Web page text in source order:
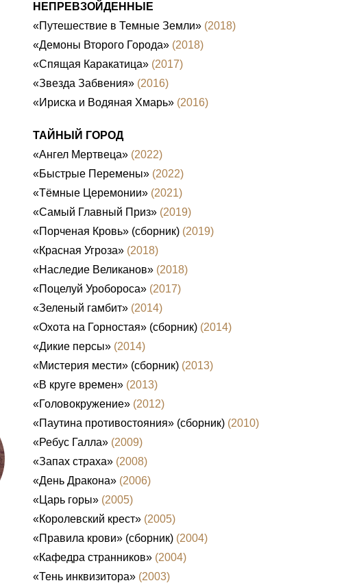
НЕПРЕВЗОЙДЕННЫЕ
«Путешествие в Темные Земли» (2018)
«Демоны Второго Города» (2018)
«Спящая Каракатица» (2017)
«Звезда Забвения» (2016)
«Ириска и Водяная Хмарь» (2016)
ТАЙНЫЙ ГОРОД
«Ангел Мертвеца» (2022)
«Быстрые Перемены» (2022)
«Тёмные Церемонии» (2021)
«Самый Главный Приз» (2019)
«Порченая Кровь» (сборник) (2019)
«Красная Угроза» (2018)
«Наследие Великанов» (2018)
«Поцелуй Уробороса» (2017)
«Зеленый гамбит» (2014)
«Охота на Горностая» (сборник) (2014)
«Дикие персы» (2014)
«Мистерия мести» (сборник) (2013)
«В круге времен» (2013)
«Головокружение» (2012)
«Паутина противостояния» (сборник) (2010)
«Ребус Галла» (2009)
«Запах страха» (2008)
«День Дракона» (2006)
«Царь горы» (2005)
«Королевский крест» (2005)
«Правила крови» (сборник) (2004)
«Кафедра странников» (2004)
«Тень инквизитора» (2003)